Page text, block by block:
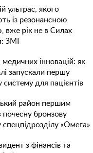
ультрас, якого
із резонансною
вже рік не в Силах
ЗМІ
медичних інновацій: як
запускали першу
для пацієнтів
район першим
почесну бронзову
спецпідрозділу «Омега»
з фінансів та